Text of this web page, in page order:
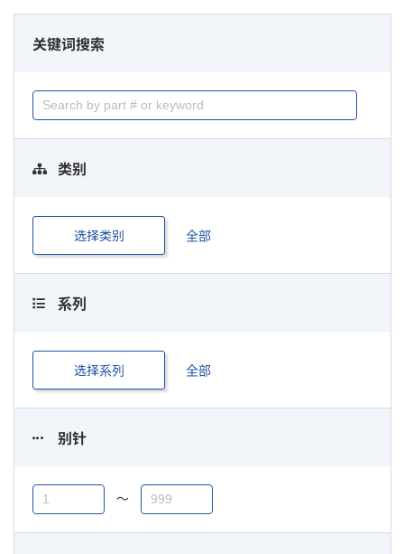
关键词搜索
类别
选择类别 全部
系列
选择系列 全部
别针
〜